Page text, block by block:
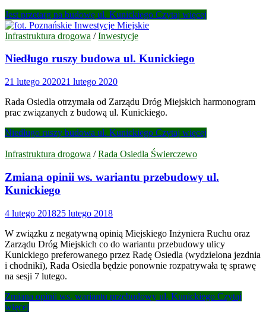
Jest przetarg na budowę ul. Kunickiego Czytaj więcej
Infrastruktura drogowa /Inwestycje
Niedługo ruszy budowa ul. Kunickiego
21 lutego 202021 lutego 2020
Rada Osiedla otrzymała od Zarządu Dróg Miejskich harmonogram
prac związanych z budową ul. Kunickiego.
Niedługo ruszy budowa ul. Kunickiego Czytaj więcej
Infrastruktura drogowa /Rada Osiedla Świerczewo
Zmiana opinii ws. wariantu przebudowy ul.
Kunickiego
4 lutego 201825 lutego 2018
W związku z negatywną opinią Miejskiego Inżyniera Ruchu oraz
Zarządu Dróg Miejskich co do wariantu przebudowy ulicy
Kunickiego preferowanego przez Radę Osiedla (wydzielona jezdnia
i chodniki), Rada Osiedla będzie ponownie rozpatrywała tę sprawę
na sesji 7 lutego.
Zmiana opinii ws. wariantu przebudowy ul. Kunickiego Czytaj
więcej